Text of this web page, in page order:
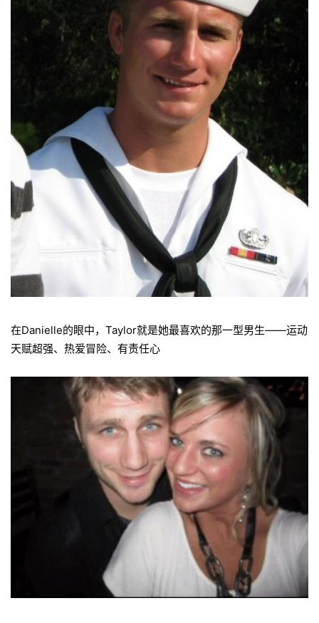
在Danielle的眼中，Taylor就是她最喜欢的那一型男生——运动
天赋超强、热爱冒险、有责任心